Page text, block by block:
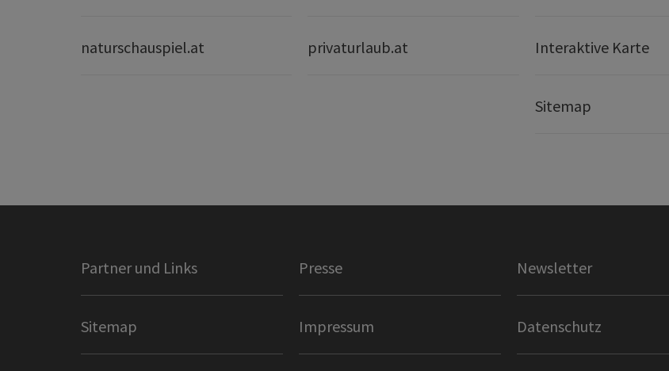
naturschauspiel.at privaturlaub.at Interaktive Karte
Sitemap
Partner und Links Presse Newsletter
Sitemap Impressum Datenschutz